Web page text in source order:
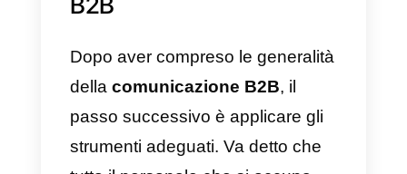
abbassare il prezzo unitario.
Bisognerebbe stabilire sconti di
quantità per le aziende, che di
solito fanno acquisti molto più
grandi di un grossista.